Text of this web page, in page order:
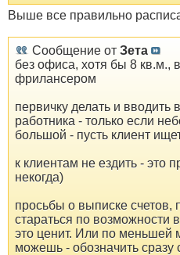
Выше все правильно
Сообщение от Зета
без офиса, хотя бы 8 кв.м.,
фрилансером
первичку делать и
работника - только если
большой - пусть клиент
к клиентам не ездить - это
некогда)
просьбы о выписке счетов,
стараться по возможности
это ценит. Или по меньшей
можешь - обозначить сразу